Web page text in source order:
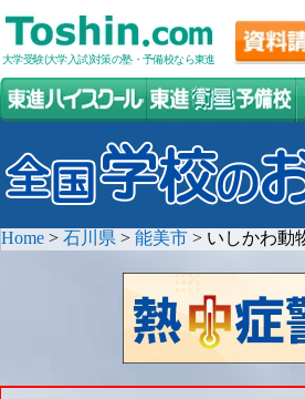
大学受験(大学入試)対策の塾・予備校なら東進
Home > 石川県 > 能美市 > いしかわ動